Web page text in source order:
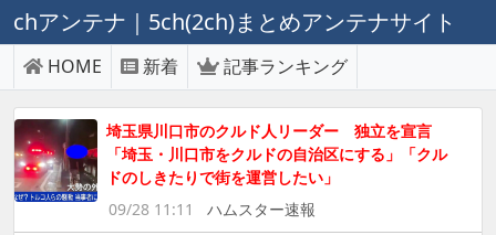
chアンテナ｜5ch(2ch)まとめアンテナサイト
HOME 新着 記事ランキング
埼玉県川口市のクルド人リーダー 独立を宣言
「埼玉・川口市をクルドの自治区にする」「クル
ドのしきたりで街を運営したい」
09/28 11:11
ハムスター速報